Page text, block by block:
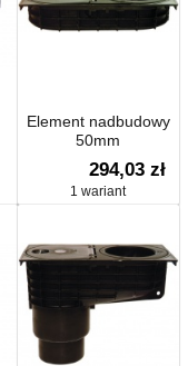
Element nadbudowy
50mm
294,03 zł
1 wariant